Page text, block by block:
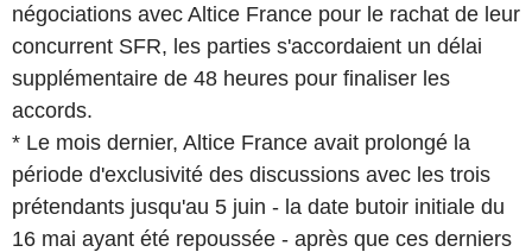
négociations avec Altice France pour le rachat de leur
concurrent SFR, les parties s'accordaient un délai
supplémentaire de 48 heures pour finaliser les
accords.
* Le mois dernier, Altice France avait prolongé la
période d'exclusivité des discussions avec les trois
prétendants jusqu'au 5 juin - la date butoir initiale du
16 mai ayant été repoussée - après que ces derniers